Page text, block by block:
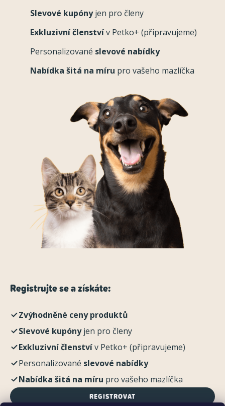
Slevové kupónyjen pro členy
Exkluzivní členstvív Petko+ (připravujeme)
Personalizované slevové nabídky
Nabídka šitá na míru pro vašeho mazlíčka
Registrujte se a získáte:
Zvýhodněné ceny produktů
Slevové kupónyjen pro členy
Exkluzivní členstvív Petko+ (připravujeme)
Personalizované slevové nabídky
Nabídka šitá na míru pro vašeho mazlíčka
REGISTROVAT